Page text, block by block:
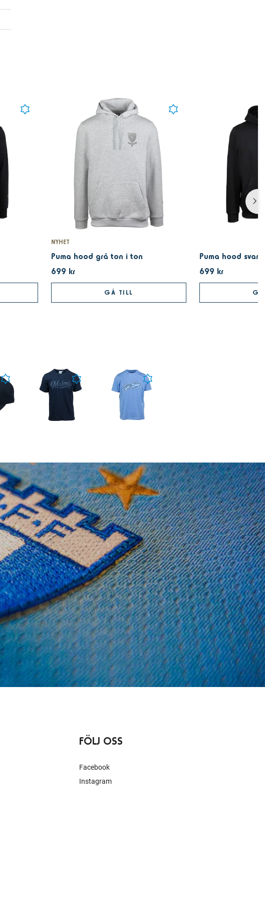
NYHET
Puma hood grå ton i ton
699 kr
GÅ TILL
Puma hood
699 kr
FÖLJ OSS
Facebook
Instagram